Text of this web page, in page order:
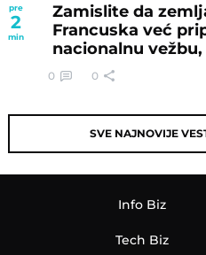
pre
2
min
Zamislite da
Francuska već
nacionalnu
0 0
SVE NAJNOVIJE
Info Biz
Tech Biz